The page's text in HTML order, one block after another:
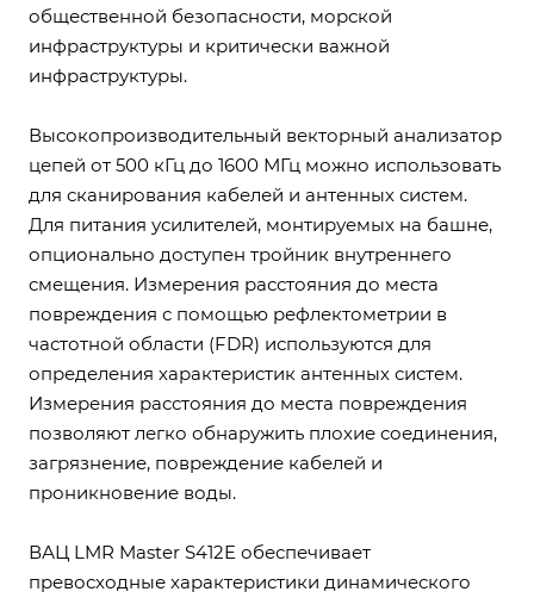
общественной безопасности, морской
инфраструктуры и критически важной
инфраструктуры.
Высокопроизводительный векторный анализатор
цепей от 500 кГц до 1600 МГц можно использовать
для сканирования кабелей и антенных систем.
Для питания усилителей, монтируемых на башне,
опционально доступен тройник внутреннего
смещения. Измерения расстояния до места
повреждения с помощью рефлектометрии в
частотной области (FDR) используются для
определения характеристик антенных систем.
Измерения расстояния до места повреждения
позволяют легко обнаружить плохие соединения,
загрязнение, повреждение кабелей и
проникновение воды.
ВАЦ LMR Master S412E обеспечивает
превосходные характеристики динамического